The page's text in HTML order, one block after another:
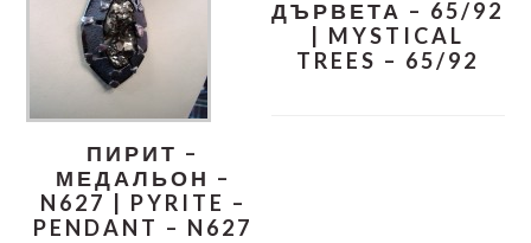
ПИРИТ –
МЕДАЛЬОН –
N627 | PYRITE –
PENDANT – N627
ДЪРВЕТА – 65/92
| MYSTICAL
TREES – 65/92